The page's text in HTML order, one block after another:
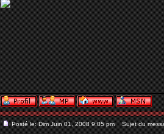
Posté le: Dim Juin 01, 2008 9:05 pm Sujet du